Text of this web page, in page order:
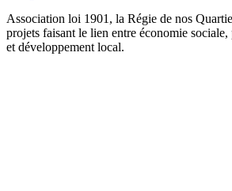
Association loi 1901, la Régie de nos
projets faisant le lien entre économie
et développement local.